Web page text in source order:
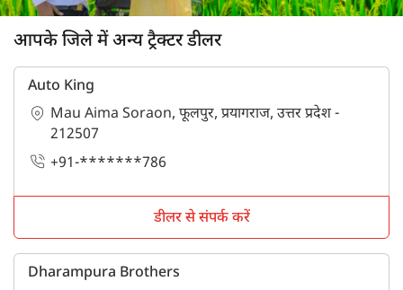
आपके जिले में अन्य ट्रैक्टर डीलर
Auto King
Mau Aima Soraon, फूलपुर, प्रयागराज, उत्तर प्रदेश -
212507
+91-*******786
डीलर से संपर्क करें
Dharampura Brothers